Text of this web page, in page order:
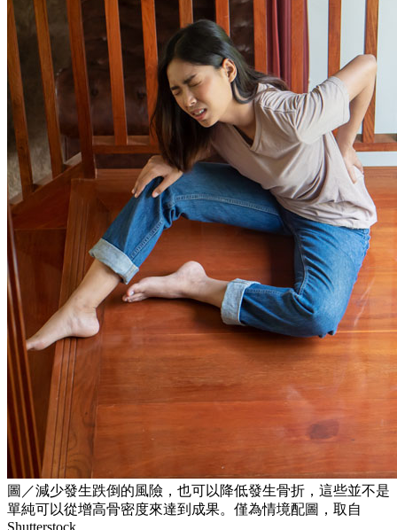
圖／減少發生跌倒的風險，也可以降低發生骨折，這些並不是
單純可以從增高骨密度來達到成果。僅為情境配圖，取自